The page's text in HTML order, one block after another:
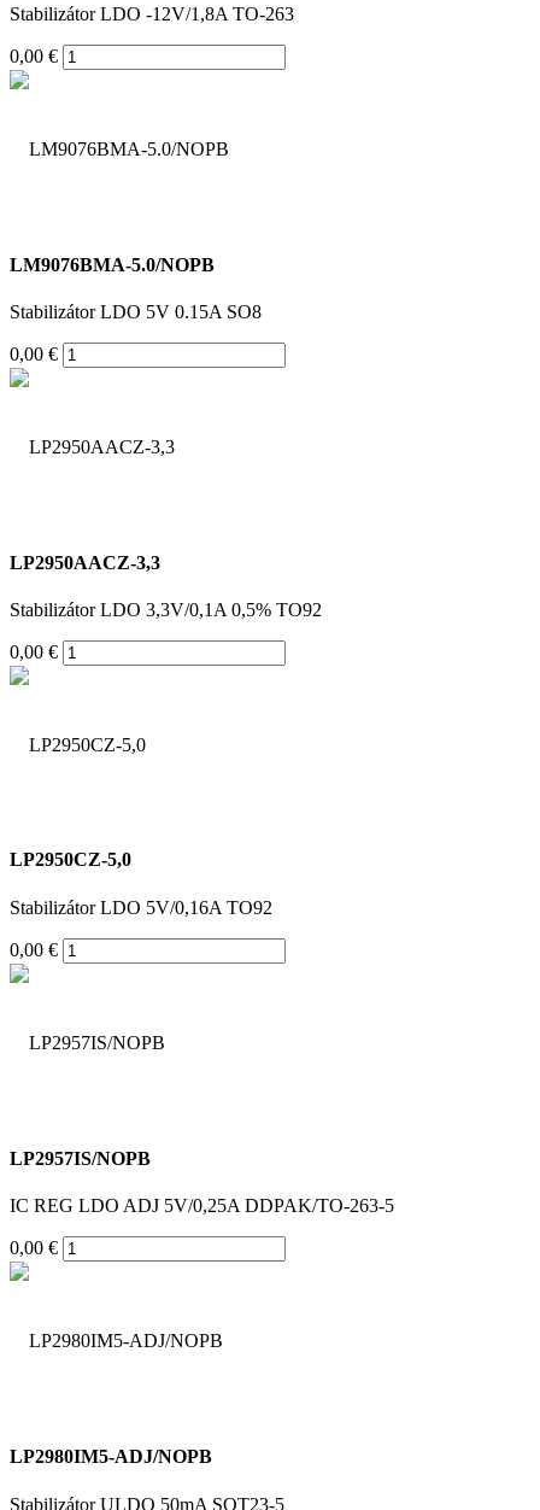
Stabilizátor LDO -12V/1,8A TO-263
0,00 €
LM9076BMA-5.0/NOPB
Stabilizátor LDO 5V 0.15A SO8
0,00 €
LP2950AACZ-3,3
Stabilizátor LDO 3,3V/0,1A 0,5% TO92
0,00 €
LP2950CZ-5,0
Stabilizátor LDO 5V/0,16A TO92
0,00 €
LP2957IS/NOPB
IC REG LDO ADJ 5V/0,25A DDPAK/TO-263-5
0,00 €
LP2980IM5-ADJ/NOPB
Stabilizátor ULDO 50mA SOT23-5